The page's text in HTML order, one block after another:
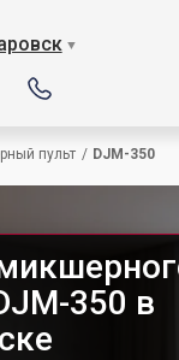
▼
пульт / DJM-350
350 в